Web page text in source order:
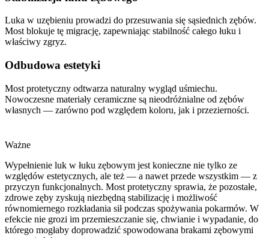
Luka w uzębieniu prowadzi do przesuwania się sąsiednich zębów.
Most blokuje tę migrację, zapewniając stabilność całego łuku i
właściwy zgryz.
Odbudowa estetyki
Most protetyczny odtwarza naturalny wygląd uśmiechu.
Nowoczesne materiały ceramiczne są nieodróżnialne od zębów
własnych — zarówno pod względem koloru, jak i przezierności.
Ważne
Wypełnienie luk w łuku zębowym jest konieczne nie tylko ze
względów estetycznych, ale też — a nawet przede wszystkim — z
przyczyn funkcjonalnych. Most protetyczny sprawia, że pozostałe,
zdrowe zęby zyskują niezbędną stabilizację i możliwość
równomiernego rozkładania sił podczas spożywania pokarmów. W
efekcie nie grozi im przemieszczanie się, chwianie i wypadanie, do
którego mogłaby doprowadzić spowodowana brakami zębowymi